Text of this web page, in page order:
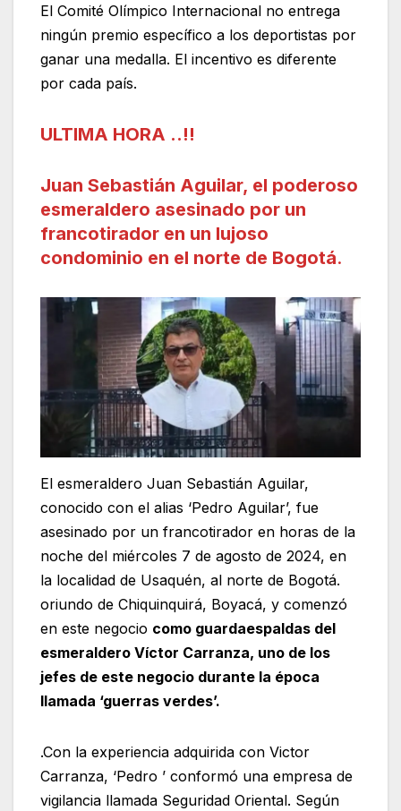
El Comité Olímpico Internacional no entrega
ningún premio específico a los deportistas por
ganar una medalla. El incentivo es diferente
por cada país.
ULTIMA HORA ..!!
Juan Sebastián Aguilar, el poderoso
esmeraldero asesinado por un
francotirador en un lujoso
condominio en el norte de Bogotá.
El esmeraldero Juan Sebastián Aguilar,
conocido con el alias ‘Pedro Aguilar’, fue
asesinado por un francotirador en horas de la
noche del miércoles 7 de agosto de 2024, en
la localidad de Usaquén, al norte de Bogotá.
oriundo de Chiquinquirá, Boyacá, y comenzó
en este negocio como guardaespaldas del
esmeraldero Víctor Carranza, uno de los
jefes de este negocio durante la época
llamada ‘guerras verdes’.
.Con la experiencia adquirida con Victor
Carranza, ‘Pedro ’ conformó una empresa de
vigilancia llamada Seguridad Oriental. Según